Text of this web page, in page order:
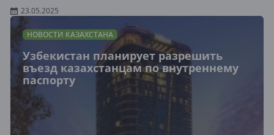
23.05.2025
НОВОСТИ КАЗАХСТАНА
Узбекистан планирует разрешить
въезд казахстанцам по внутреннему
паспорту